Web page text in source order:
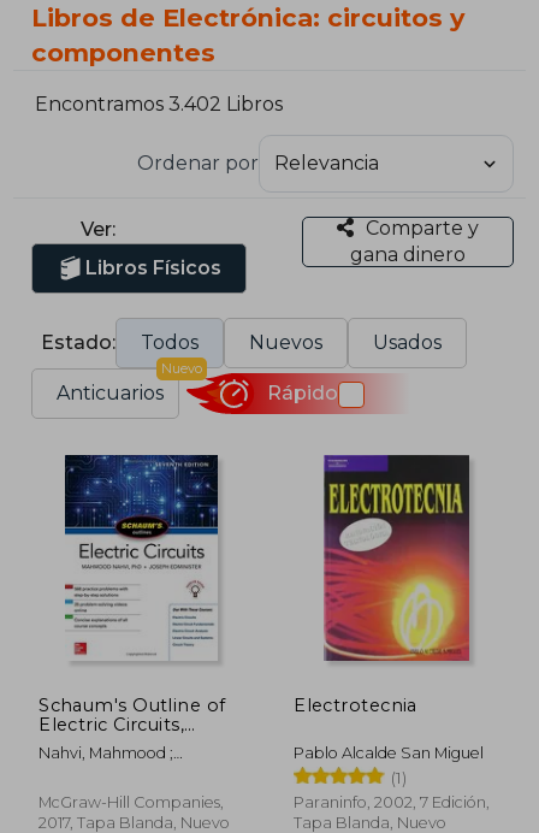
Libros de Electrónica: circuitos y
componentes
Encontramos 3.402 Libros
Ordenar por
Ver:
Libros Físicos
Comparte y
gana dinero
Estado: Todos Nuevos Usados
Anticuarios
Nuevo
Rápido
Schaum's Outline of
Electric Circuits,
Seventh Edition
(Schaum's Outlines)
Nahvi, Mahmood ;
McGraw-Hill Companies,
2017, Tapa Blanda, Nuevo
Electrotecnia
Pablo Alcalde San Miguel
(1)
Paraninfo, 2002, 7 Edición,
Tapa Blanda, Nuevo